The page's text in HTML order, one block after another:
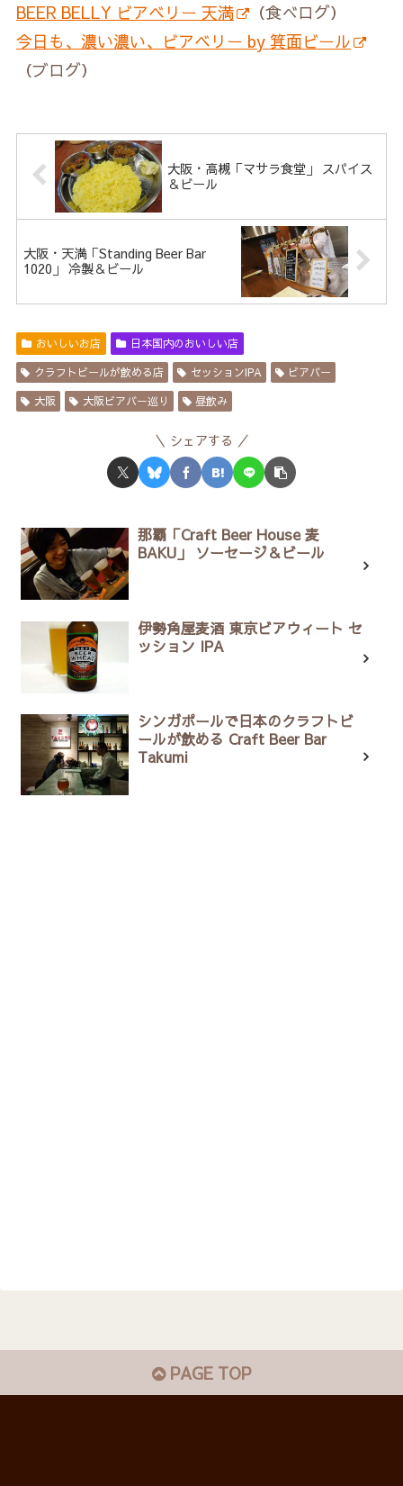
BEER BELLY ビアベリー 天満
（食べログ）
今日も、濃い濃い、ビアベリー by 箕面ビール
（ブログ）
大阪・高槻「マサラ食堂」 スパイス
＆ビール
大阪・天満「Standing Beer Bar
1020」 冷製＆ビール
おいしいお店
日本国内のおいしい店
クラフトビールが飲める店
セッションIPA
ビアバー
大阪
大阪ビアバー巡り 昼飲み
シェアする
那覇「Craft Beer House 麦
BAKU」 ソーセージ＆ビール
伊勢角屋麦酒 東京ビアウィート セ
ッション IPA
シンガポールで日本のクラフトビ
ールが飲める Craft Beer Bar
Takumi
PAGE TOP